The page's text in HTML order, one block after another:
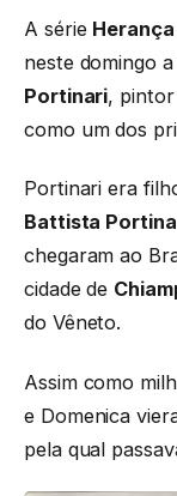
A série
neste domingo
Portinari,
como um dos
Portinari era
Battista
chegaram ao
cidade de
do Vêneto.
Assim como
e Domenica
pela qual